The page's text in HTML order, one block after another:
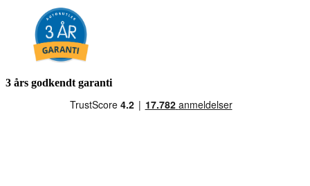
3 års godkendt garanti